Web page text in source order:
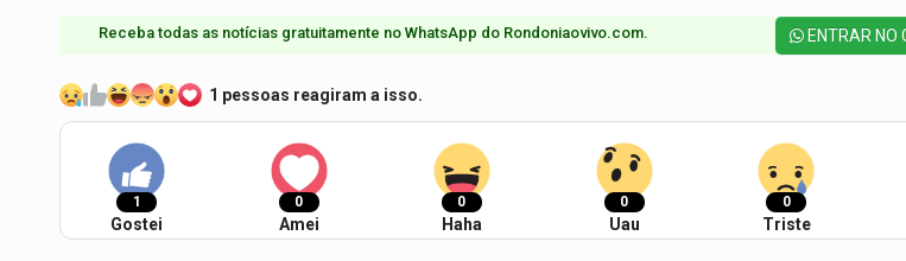
Receba todas as notícias gratuitamente no WhatsApp do Rondoniaovivo.com.​ ENTRAR NO
1 pessoas reagiram a isso.
1
Gostei
0
Amei
0
Haha
0
Uau
0
Triste